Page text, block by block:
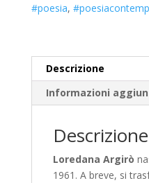
#poesia,
Descrizione
Informazioni
Descrizione
Loredana Argirò
1961. A breve, si